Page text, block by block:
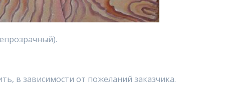
в зависимости от пожеланий заказчика.